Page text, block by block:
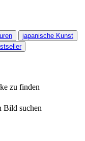
japanische Kunst
zu finden
Bild suchen